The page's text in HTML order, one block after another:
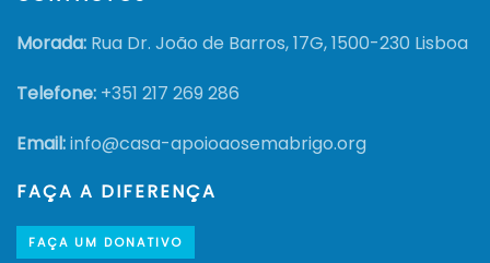
Morada: Rua Dr. João de Barros, 17G, 1500-230 Lisboa
Telefone: +351 217 269 286
Email:info@casa-apoioaosemabrigo.org
FAÇA A DIFERENÇA
FAÇA UM DONATIVO